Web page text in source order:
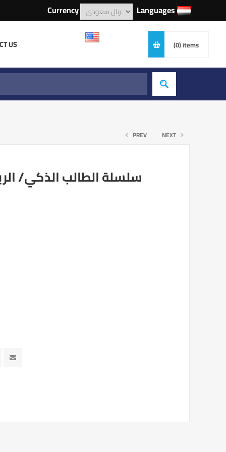
Currency Languages
US (0)items
PREV NEXT
سلسلة الطالب الذكي/